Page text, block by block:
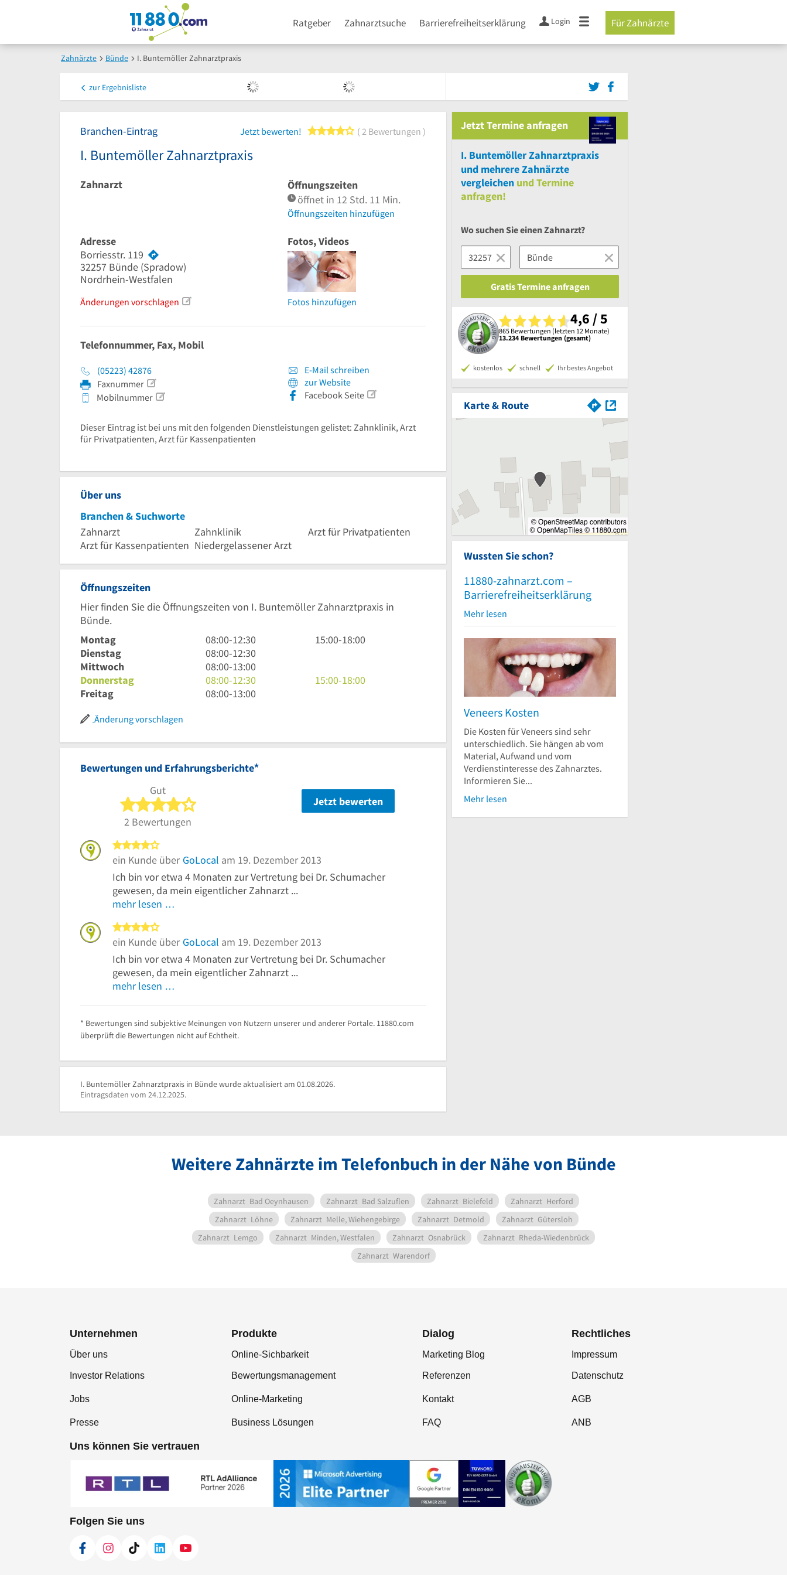
Ratgeber Zahnarztsuche Barrierefreiheitserklärung Login Für Zahnärzte
Zahnärzte Bünde I. Buntemöller Zahnarztpraxis
zur Ergebnisliste
Branchen-Eintrag Jetzt bewerten! 4 von 5 Sternen
2 Bewertungen
I. Buntemöller Zahnarztpraxis
Zahnarzt
Öffnungszeiten
öffnet in 12 Std. 11 Min.
Öffnungszeiten hinzufügen
Adresse
Borriesstr. 119
32257 Bünde (Spradow)
Nordrhein-Westfalen
Änderungen vorschlagen
Fotos, Videos
Fotos hinzufügen
Telefonnummer, Fax, Mobil
(05223) 42876
Faxnummer
Mobilnummer
E-Mail schreiben
zur Website
Facebook Seite
Dieser Eintrag ist bei uns mit den folgenden Dienstleistungen gelistet: Zahnklinik, Arzt
für Privatpatienten, Arzt für Kassenpatienten
Über uns
Branchen & Suchworte
Zahnarzt
Zahnklinik
Arzt für Privatpatienten
Arzt für Kassenpatienten Niedergelassener Arzt
Öffnungszeiten
Hier finden Sie die Öffnungszeiten von I. Buntemöller Zahnarztpraxis in
Bünde.
Montag
8
Uhr
bis
12
Uhr
08:00-12:30
15
18
15:00-18:00
Dienstag
8
Uhr
bis
12
08:00-12:30
Mittwoch
8
Uhr
bis
08:00-13:00
Donnerstag
8
Uhr
30
08:00-12:30
15
15:00-18:00
Freitag
8
Uhr
08:00-13:00
Änderung vorschlagen
Bewertungen und Erfahrungsberichte*
Gut
4 von 5 Sternen
2 Bewertungen
Jetzt bewerten
ein Kunde über GoLocal am 19. Dezember 2013
Ich bin vor etwa 4 Monaten zur Vertretung bei Dr. Schumacher
gewesen, da mein eigentlicher Zahnarzt ...
mehr lesen …
ein Kunde über GoLocal am 19. Dezember 2013
Ich bin vor etwa 4 Monaten zur Vertretung bei Dr. Schumacher
gewesen, da mein eigentlicher Zahnarzt ...
mehr lesen …
* Bewertungen sind subjektive Meinungen von Nutzern unserer und anderer Portale. 11880.com
überprüft die Bewertungen nicht auf Echtheit.
I. Buntemöller Zahnarztpraxis in Bünde wurde aktualisiert am 01.08.2026.
Eintragsdaten vom 24.12.2025.
JetztTermine anfragen
I. Buntemöller Zahnarztpraxis
und mehrereZahnärzte
vergleichen undTermine
anfragen!
Wo suchen Sie einen Zahnarzt?
Gratis Termine anfragen
4,6 / 5
865 Bewertungen (letzten 12 Monate)
13.234 Bewertungen (gesamt)
kostenlos schnell Ihr bestes Angebot
Karte & Route
Wussten Sie schon?
11880-zahnarzt.com –
Barrierefreiheitserklärung
Mehr lesen
Veneers Kosten
Die Kosten für Veneers sind sehr
unterschiedlich. Sie hängen ab vom
Material, Aufwand und vom
Verdienstinteresse des Zahnarztes.
Informieren Sie...
Mehr lesen
Weitere Zahnärzte im Telefonbuch in der Nähe von Bünde
Zahnarzt Bad Oeynhausen Zahnarzt Bad Salzuflen Zahnarzt Bielefeld Zahnarzt Herford
Zahnarzt Löhne Zahnarzt Melle, Wiehengebirge Zahnarzt Detmold Zahnarzt Gütersloh
Zahnarzt Lemgo Zahnarzt Minden, Westfalen Zahnarzt Osnabrück Zahnarzt Rheda-Wiedenbrück
Zahnarzt Warendorf
Unternehmen
Über uns
Investor Relations
Jobs
Presse
Produkte
Online-Sichbarkeit
Bewertungsmanagement
Online-Marketing
Business Lösungen
Dialog
Marketing Blog
Referenzen
Kontakt
FAQ
Rechtliches
Impressum
Datenschutz
AGB
ANB
Uns können Sie vertrauen
Folgen Sie uns